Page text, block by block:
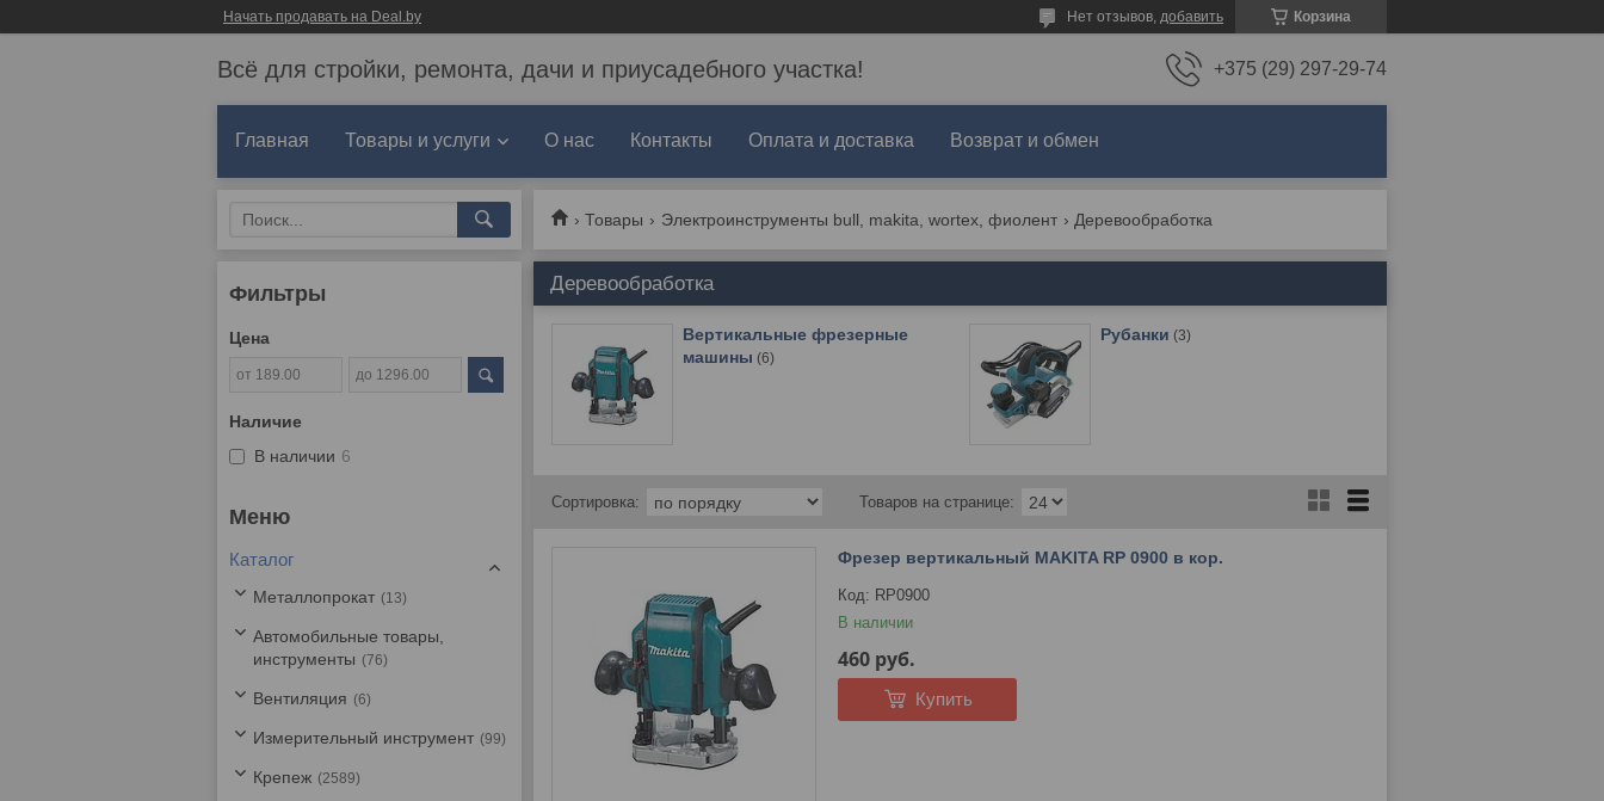
Начать продавать на Deal.by Корзина
Нет отзывов, добавить
Всё для стройки, ремонта, дачи и приусадебного участка! +375 (29) 297-29-74
Главная Товары и услуги О нас Контакты Оплата и доставка Возврат и обмен
Товары Электроинструменты bull, makita, wortex, фиолент Деревообработка
Деревообработка
Вертикальные фрезерные
машины 6
Рубанки 3
Фрезер вертикальный MAKITA RP 0900 в кор.
RP0900
В наличии
460 руб.
Купить
Фильтры
Цена
Наличие
В наличии 6
Каталог
Металлопрокат 13
Автомобильные товары,
инструменты
76
Вентиляция 6
Измерительный инструмент 99
Крепеж 2589